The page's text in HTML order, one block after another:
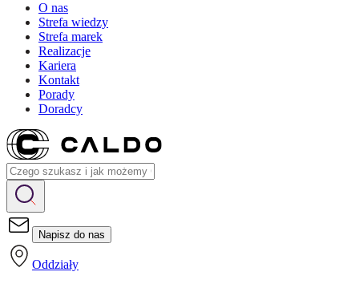
O nas
Strefa wiedzy
Strefa marek
Realizacje
Kariera
Kontakt
Porady
Doradcy
Napisz do nas
Oddziały